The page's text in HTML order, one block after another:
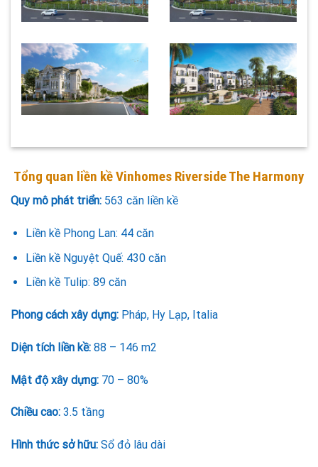
Tổng quan liền kề Vinhomes Riverside The Harmony
Quy mô phát triển: 563 căn liền kề
Liền kề Phong Lan: 44 căn
Liền kề Nguyệt Quế: 430 căn
Liền kề Tulip: 89 căn
Phong cách xây dựng: Pháp, Hy Lạp, Italia
Diện tích liền kề: 88 – 146 m2
Mật độ xây dựng: 70 – 80%
Chiều cao: 3.5 tầng
Hình thức sở hữu: Sổ đỏ lâu dài